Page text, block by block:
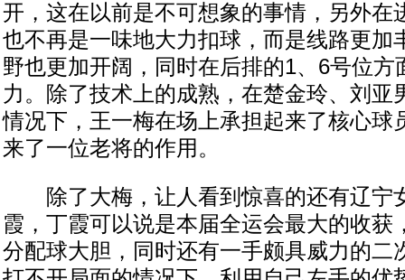
开，这在以前是不可想象的事情，另外在
也不再是一味地大力扣球，而是线路更加
野也更加开阔，同时在后排的1、6号位方
力。除了技术上的成熟，在楚金玲、刘亚
情况下，王一梅在场上承担起来了核心球
来了一位老将的作用。
除了大梅，让人看到惊喜的还有辽宁
霞，丁霞可以说是本届全运会最大的收获
分配球大胆，同时还有一手颇具威力的二